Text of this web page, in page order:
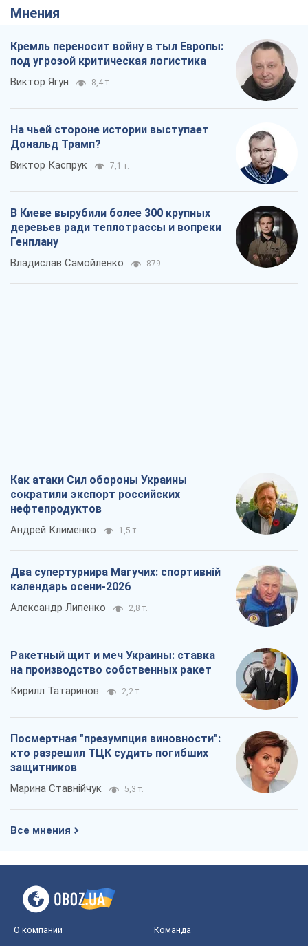
Мнения
Кремль переносит войну в тыл Европы:
под угрозой критическая логистика
Виктор Ягун 8,4 т.
На чьей стороне истории выступает
Дональд Трамп?
Виктор Каспрук 7,1 т.
В Киеве вырубили более 300 крупных
деревьев ради теплотрассы и вопреки
Генплану
Владислав Самойленко 879
Как атаки Сил обороны Украины
сократили экспорт российских
нефтепродуктов
Андрей Клименко 1,5 т.
Два супертурнира Магучих: спортивній
календарь осени-2026
Александр Липенко 2,8 т.
Ракетный щит и меч Украины: ставка
на производство собственных ракет
Кирилл Татаринов 2,2 т.
Посмертная "презумпция виновности":
кто разрешил ТЦК судить погибших
защитников
Марина Ставнійчук 5,3 т.
Все мнения
О компании Команда